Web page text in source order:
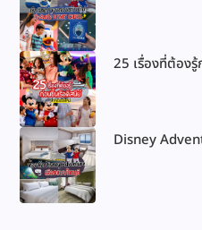
25 เรื่องที่ต้อง
Disney